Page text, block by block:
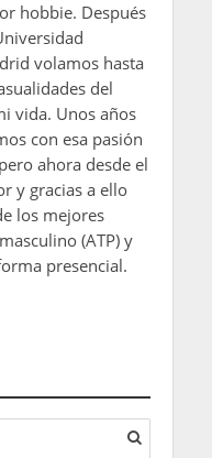
hobbie. Después
volamos hasta
del
vida. Unos años
con esa pasión
ahora desde el
y gracias a ello
los mejores
(ATP) y
presencial.